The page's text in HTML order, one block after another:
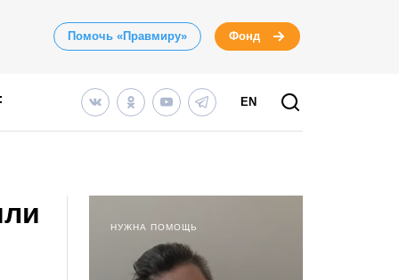
Помочь «Правмиру» Фонд
EN
НУЖНА ПОМОЩЬ